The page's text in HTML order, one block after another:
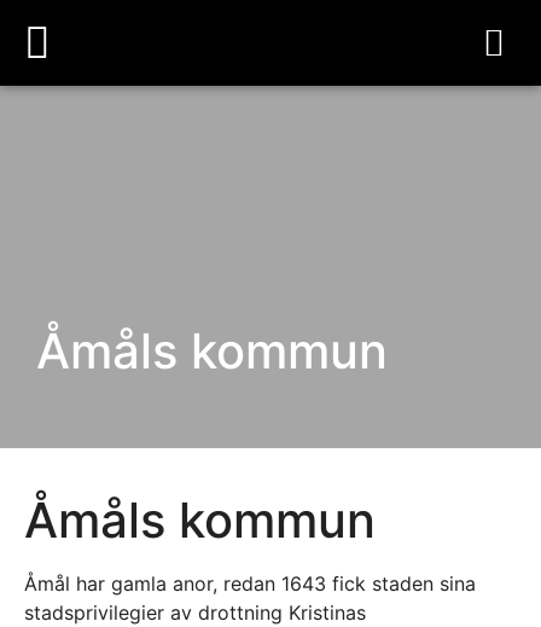
Åmåls kommun
Åmåls kommun
Åmål har gamla anor, redan 1643 fick staden sina
stadsprivilegier av drottning Kristinas